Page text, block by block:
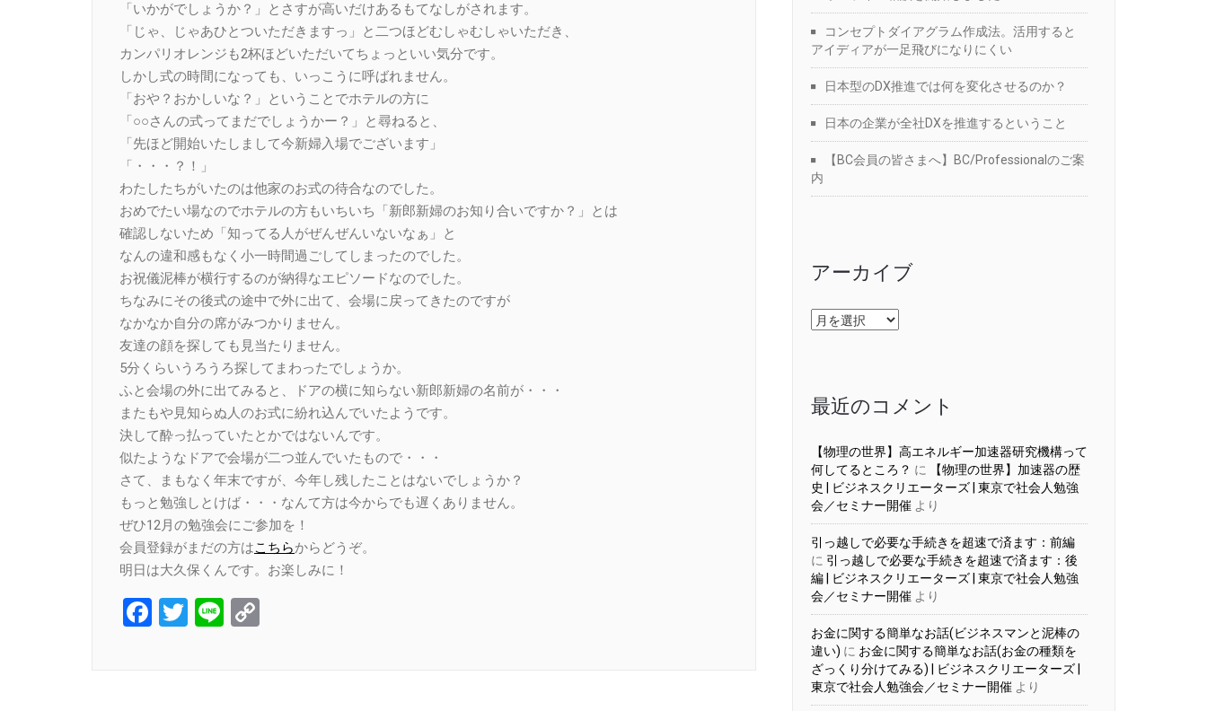
「いかがでしょうか？」とさすが高いだけあるもてなしがされます。
「じゃ、じゃあひとついただきますっ」と二つほどむしゃむしゃいただき、
カンパリオレンジも2杯ほどいただいてちょっといい気分です。
しかし式の時間になっても、いっこうに呼ばれません。
「おや？おかしいな？」ということでホテルの方に
「○○さんの式ってまだでしょうかー？」と尋ねると、
「先ほど開始いたしまして今新婦入場でございます」
「・・・？！」
わたしたちがいたのは他家のお式の待合なのでした。
おめでたい場なのでホテルの方もいちいち「新郎新婦のお知り合いですか？」とは
確認しないため「知ってる人がぜんぜんいないなぁ」と
なんの違和感もなく小一時間過ごしてしまったのでした。
お祝儀泥棒が横行するのが納得なエピソードなのでした。
ちなみにその後式の途中で外に出て、会場に戻ってきたのですが
なかなか自分の席がみつかりません。
友達の顔を探しても見当たりません。
5分くらいうろうろ探してまわったでしょうか。
ふと会場の外に出てみると、ドアの横に知らない新郎新婦の名前が・・・
またもや見知らぬ人のお式に紛れ込んでいたようです。
決して酔っ払っていたとかではないんです。
似たようなドアで会場が二つ並んでいたもので・・・
さて、まもなく年末ですが、今年し残したことはないでしょうか？
もっと勉強しとけば・・・なんて方は今からでも遅くありません。
ぜひ12月の勉強会にご参加を！
会員登録がまだの方はこちらからどうぞ。
明日は大久保くんです。お楽しみに！
Facebook
Twitter
Line
コンセプトダイアグラム作成法。活用すると
アイディアが一足飛びになりにくい
日本型のDX推進では何を変化させるのか？
日本の企業が全社DXを推進するということ
【BC会員の皆さまへ】BC/Professionalのご案
内
アーカイブ
ア
ー
最近のコメント
【物理の世界】高エネルギー加速器研究機構って
何してるところ？ に
【物理の世界】加速器の歴
史 | ビジネスクリエーターズ | 東京で社会人勉強
会／セミナー開催 より
引っ越しで必要な手続きを超速で済ます：前編
に 引っ越しで必要な手続きを超速で済ます：後
編 | ビジネスクリエーターズ | 東京で社会人勉強
会／セミナー開催 より
お金に関する簡単なお話(ビジネスマンと泥棒の
違い) に お金に関する簡単なお話(お金の種類を
ざっくり分けてみる) | ビジネスクリエーターズ |
東京で社会人勉強会／セミナー開催 より